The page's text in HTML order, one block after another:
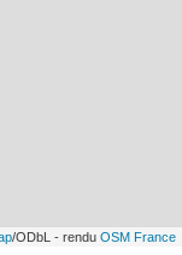
/ODbL - rendu OSM France